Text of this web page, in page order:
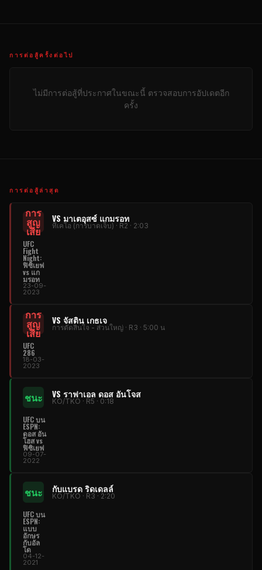
การต่อสู้ครั้งต่อไป
ไม่มีการต่อสู้ที่ประกาศในขณะนี้ ตรวจสอบการอัปเดตอีก
ครั้ง
การต่อสู้ล่าสุด
การ
สูญ
เสีย
VS มาเตอุสซ์ แกมรอท
ทีเคโอ (การบาดเจ็บ) · R2 · 2:03
UFC
Fight
Night:
ฟิซิเยฟ
vs แก
มรอท
23-09-
2023
การ
สูญ
เสีย
VS จัสติน เกธเจ
การตัดสินใจ - ส่วนใหญ่ · R3 · 5:00 น
UFC
286
18-03-
2023
ชนะ VS ราฟาเอล ดอส อันโจส
KO/TKO · R5 · 0:18
UFCบน
ESPN:
ดอส อัน
โฮส vs
ฟิซิเยฟ
09-07-
2022
ชนะ กับแบรด ริดเดลล์
KO/TKO · R3 · 2:20
UFCบน
ESPN:
แบบ
อักษร
กับอัล
โด
04-12-
2021